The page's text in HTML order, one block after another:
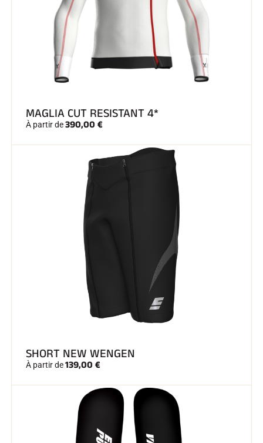
SKI TOUT TERRAIN
MAGLIA CUT RESISTANT 4*
À partir de390,00 €
SHORT NEW WENGEN
À partir de139,00 €